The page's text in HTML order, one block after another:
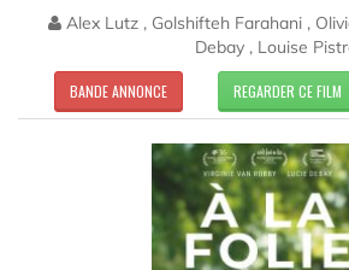
Alex Lutz , Golshifteh Farahani ,
Debay , Louise
BANDE ANNONCE REGARDER CE FILM